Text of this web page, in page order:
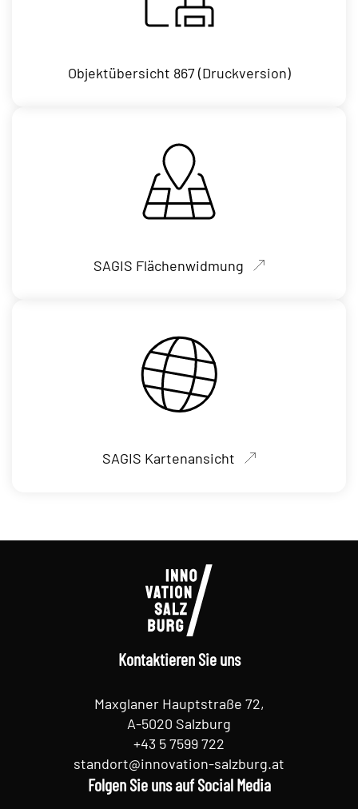
Objektübersicht 867 (Druckversion)
SAGIS Flächenwidmung
SAGIS Kartenansicht
Kontaktieren Sie uns
Maxglaner Hauptstraße 72,
A-5020 Salzburg
+43 5 7599 722
standort@innovation-salzburg.at
Folgen Sie uns auf Social Media